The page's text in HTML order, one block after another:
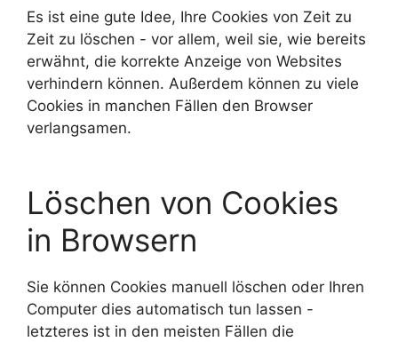
Es ist eine gute Idee, Ihre Cookies von Zeit zu
Zeit zu löschen - vor allem, weil sie, wie bereits
erwähnt, die korrekte Anzeige von Websites
verhindern können. Außerdem können zu viele
Cookies in manchen Fällen den Browser
verlangsamen.
Löschen von Cookies
in Browsern
Sie können Cookies manuell löschen oder Ihren
Computer dies automatisch tun lassen -
letzteres ist in den meisten Fällen die